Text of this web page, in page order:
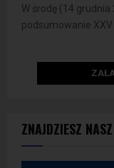
ZNAJDZIESZ NASZ
W środę (14
podsumowanie XXV